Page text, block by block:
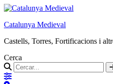
Catalunya Medieval
Castells, Torres, Fortificacions i
Cerca